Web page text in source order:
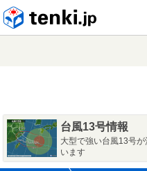
台風13号情報
大型で強い台風13号
います